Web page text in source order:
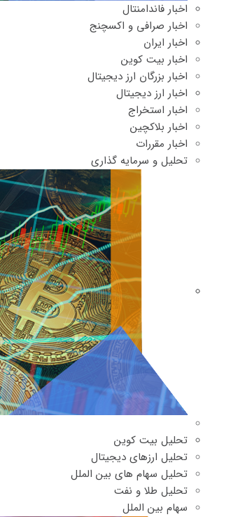
اخبار فاندامنتال
اخبار صرافی و اکسچنج
اخبار ایران
اخبار بیت کوین
اخبار بزرگان ارز دیجیتال
اخبار ارز دیجیتال
اخبار استخراج
اخبار بلاکچین
اخبار مقررات
تحلیل و سرمایه گذاری
تحلیل بیت کوین
تحلیل ارزهای دیجیتال
تحلیل سهام های بین الملل
تحلیل طلا و نفت
سهام بین الملل